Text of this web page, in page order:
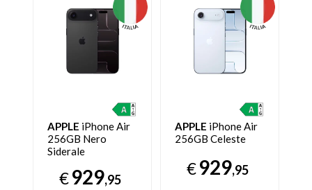
APPLE iPhone Air
256GB Nero
Siderale
€929,95
APPLE iPhone Air
256GB Celeste
€929,95